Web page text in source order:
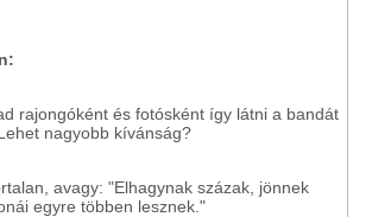
rajongóként és fotósként így látni a bandát
nagyobb kívánság?
avagy: "Elhagynak százak, jönnek
egyre többen lesznek."